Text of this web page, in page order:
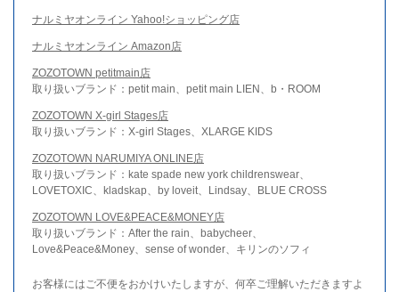
ナルミヤオンライン Yahoo!ショッピング店
ナルミヤオンライン Amazon店
ZOZOTOWN petitmain店
取り扱いブランド：petit main、petit main LIEN、b・ROOM
ZOZOTOWN X-girl Stages店
取り扱いブランド：X-girl Stages、XLARGE KIDS
ZOZOTOWN NARUMIYA ONLINE店
取り扱いブランド：kate spade new york childrenswear、
LOVETOXIC、kladskap、by loveit、Lindsay、BLUE CROSS
ZOZOTOWN LOVE&PEACE&MONEY店
取り扱いブランド：After the rain、babycheer、
Love&Peace&Money、sense of wonder、キリンのソフィ
お客様にはご不便をおかけいたしますが、何卒ご理解いただきますよ